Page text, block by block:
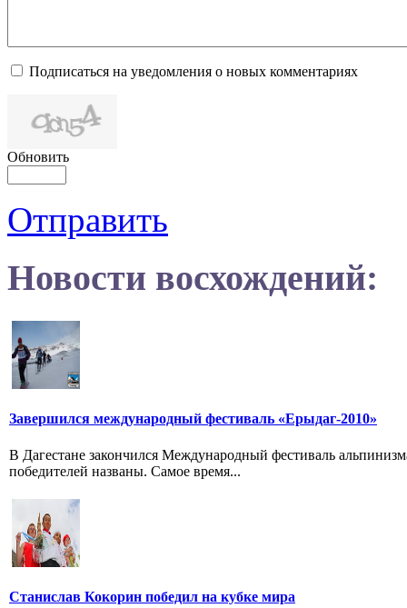
Подписаться на уведомления о новых комментариях
Обновить
Отправить
Новости восхождений:
Завершился международный фестиваль «Ерыдаг-2010»
В Дагестане закончился Международный фестиваль
победителей названы. Самое время...
Станислав Кокорин победил на кубке мира